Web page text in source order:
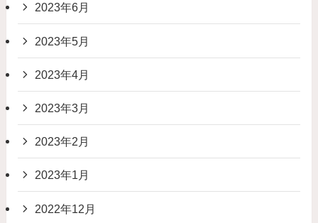
2023年6月
2023年5月
2023年4月
2023年3月
2023年2月
2023年1月
2022年12月